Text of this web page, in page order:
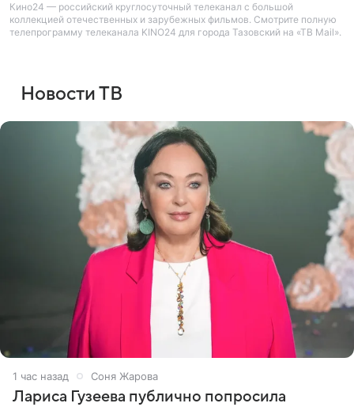
Кино24 — российский круглосуточный телеканал с большой
коллекцией отечественных и зарубежных фильмов. Смотрите полную
телепрограмму телеканала KINO24 для города Тазовский на «ТВ Mail».
Новости ТВ
1 час назад Соня Жарова
Лариса Гузеева публично попросила